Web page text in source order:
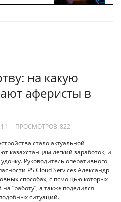
на какую
аферисты в
ПРОСМОТРОВ: 822
стало актуальной
казахстанцам легкий заработок, и
Руководитель оперативного
PS Cloud Services Александр
способах, с помощью которых
“работу”, а также поделился
ситуаций.